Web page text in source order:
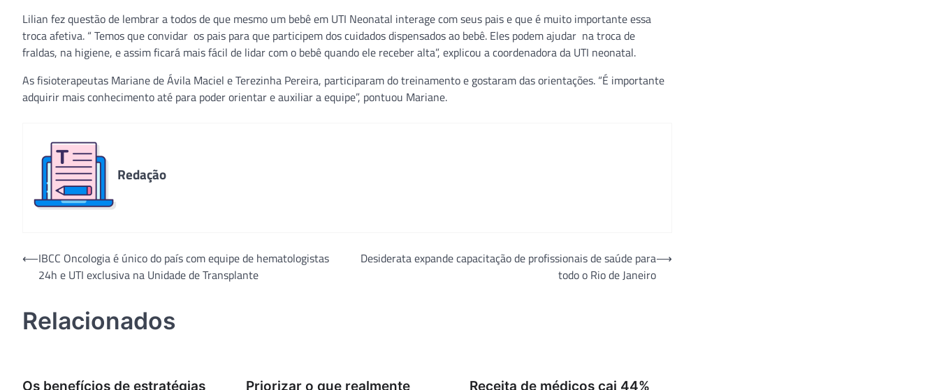
Lilian fez questão de lembrar a todos de que mesmo um bebê em UTI Neonatal interage com seus pais e que é muito importante essa
troca afetiva. “ Temos que convidar os pais para que participem dos cuidados dispensados ao bebê. Eles podem ajudar na troca de
fraldas, na higiene, e assim ficará mais fácil de lidar com o bebê quando ele receber alta”, explicou a coordenadora da UTI neonatal.
As fisioterapeutas Mariane de Ávila Maciel e Terezinha Pereira, participaram do treinamento e gostaram das orientações. “É importante
adquirir mais conhecimento até para poder orientar e auxiliar a equipe”, pontuou Mariane.
Redação
Navegação
⟵IBCC Oncologia é único do país com equipe de hematologistas
24h e UTI exclusiva na Unidade de Transplante
Desiderata expande capacitação de profissionais de saúde para
todo o Rio de Janeiro
⟶
Relacionados
Os benefícios de estratégias
Priorizar o que realmente
Receita de médicos cai 44%